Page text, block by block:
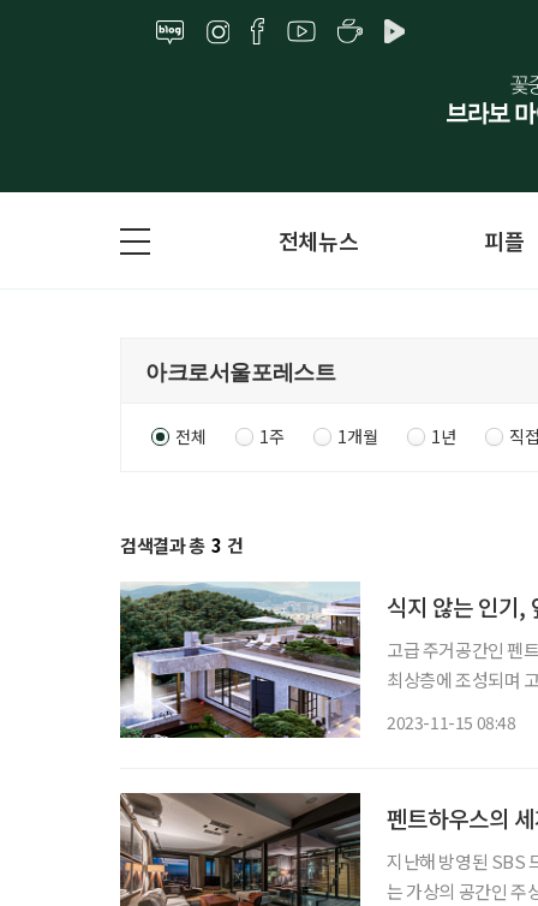
전체뉴스 피플
전체 1주 1개월 1년 직
검색결과 총 3 건
식지 않는 인기,
고급 주거공간인 펜
최상층에 조성되며
2023-11-15 08:48
펜트하우스의
지난해 방영된 SBS
는 가상의 공간인 주